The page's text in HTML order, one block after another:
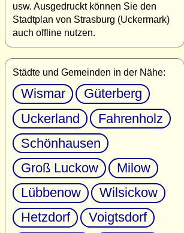
usw. Ausgedruckt können Sie den
Stadtplan von Strasburg (Uckermark)
auch offline nutzen.
Städte und Gemeinden in der Nähe:
Wismar
Güterberg
Uckerland
Fahrenholz
Schönhausen
Groß Luckow
Milow
Lübbenow
Wilsickow
Hetzdorf
Voigtsdorf